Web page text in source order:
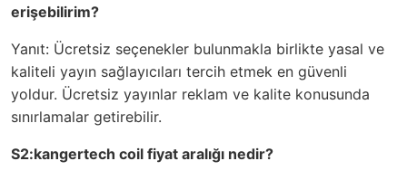
erişebilirim?
Yanıt: Ücretsiz seçenekler bulunmakla birlikte yasal ve
kaliteli yayın sağlayıcıları tercih etmek en güvenli
yoldur. Ücretsiz yayınlar reklam ve kalite konusunda
sınırlamalar getirebilir.
S2:kangertech coil fiyat aralığı nedir?